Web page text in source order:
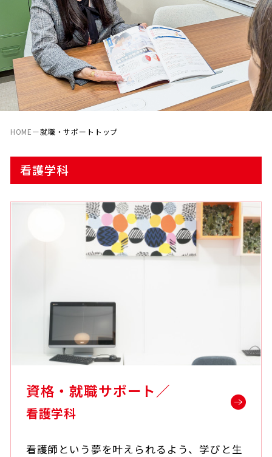
HOMEー就職・サポートトップ
看護学科
資格・就職サポート／
看護学科
看護師という夢を叶えられるよう、学びと生